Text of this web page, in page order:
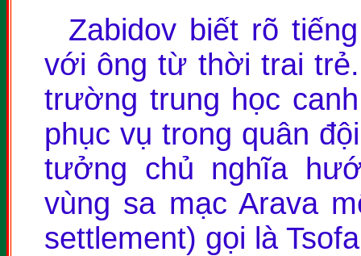
Zabidov biết rõ
với ông từ thời trai
trường trung học
phục vụ trong quân
tưởng chủ nghĩa
vùng sa mạc Arava
settlement) gọi là